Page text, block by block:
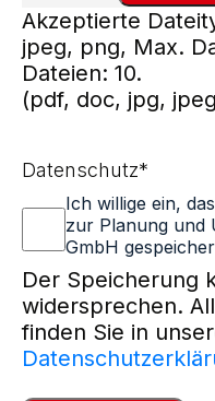
die
Möglichkeit
Daten
hochzuladen
Akzeptierte
jpeg, png, Max.
Dateien: 10.
(pdf, doc, jpg,
Datenschutz*
Ich willige ein,
zur Planung und
GmbH
Der Speicherung
widersprechen.
finden Sie in